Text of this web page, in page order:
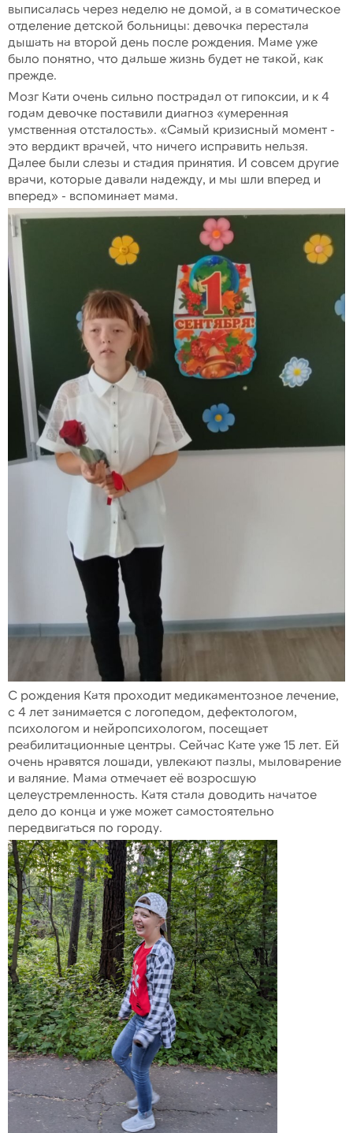
выписалась через неделю не домой, а в соматическое
отделение детской больницы: девочка перестала
дышать на второй день после рождения. Маме уже
было понятно, что дальше жизнь будет не такой, как
прежде.
Мозг Кати очень сильно пострадал от гипоксии, и к 4
годам девочке поставили диагноз «умеренная
умственная отсталость». «Самый кризисный момент -
это вердикт врачей, что ничего исправить нельзя.
Далее были слезы и стадия принятия. И совсем другие
врачи, которые давали надежду, и мы шли вперед и
вперед» - вспоминает мама.
С рождения Катя проходит медикаментозное лечение,
с 4 лет занимается с логопедом, дефектологом,
психологом и нейропсихологом, посещает
реабилитационные центры. Сейчас Кате уже 15 лет. Ей
очень нравятся лошади, увлекают пазлы, мыловарение
и валяние. Мама отмечает её возросшую
целеустремленность. Катя стала доводить начатое
дело до конца и уже может самостоятельно
передвигаться по городу.